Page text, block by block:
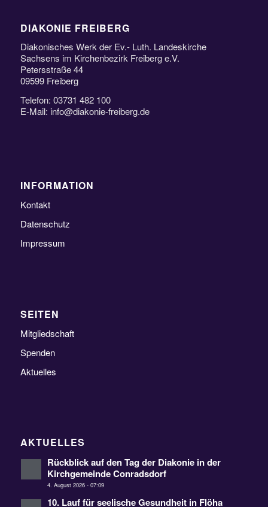
DIAKONIE FREIBERG
Diakonisches Werk der Ev.- Luth. Landeskirche
Sachsens im Kirchenbezirk Freiberg e.V.
Petersstraße 44
09599 Freiberg
Telefon: 03731 482 100
E-Mail: info@diakonie-freiberg.de
INFORMATION
Kontakt
Datenschutz
Impressum
SEITEN
Mitgliedschaft
Spenden
Aktuelles
AKTUELLES
Rückblick auf den Tag der Diakonie in der
Kirchgemeinde Conradsdorf
4. August 2026 - 07:09
10. Lauf für seelische Gesundheit in Flöha